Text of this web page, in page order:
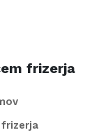
frizerja
frizerja